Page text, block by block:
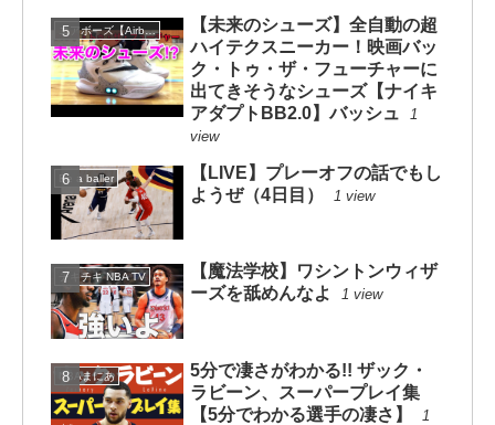
エアボーズ【Airbowz 】
【未来のシューズ】全自動の超
ハイテクスニーカー！映画バッ
ク・トゥ・ザ・フューチャーに
出てきそうなシューズ【ナイキ
アダプトBB2.0】バッシュ
1
view
Be a baller
【LIVE】プレーオフの話でもし
ようぜ（4日目）
1 view
チキチキ NBA TV
【魔法学校】ワシントンウィザ
ーズを舐めんなよ
1 view
NBAまにあ
5分で凄さがわかる!! ザック・
ラビーン、スーパープレイ集
【5分でわかる選手の凄さ】
1